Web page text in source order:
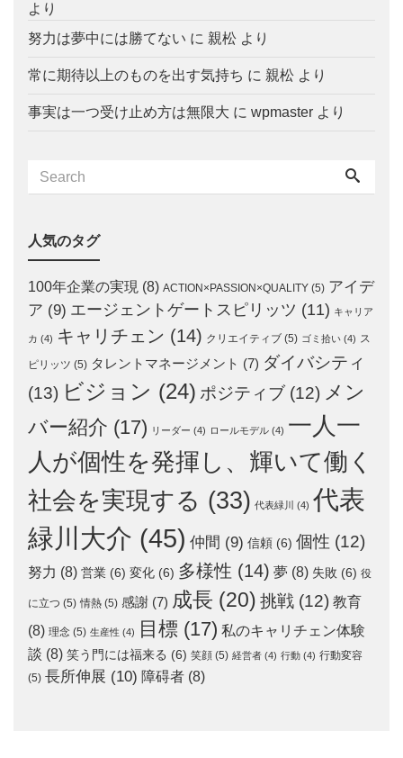
より
努力は夢中には勝てない に 親松 より
常に期待以上のものを出す気持ち に 親松 より
事実は一つ受け止め方は無限大 に wpmaster より
人気のタグ
100年企業の実現 (8) ACTION×PASSION×QUALITY (5) アイデ
ア (9) エージェントゲートスピリッツ (11) キャリア
カ (4) キャリチェン (14) クリエイティブ (5) ゴミ拾い (4) ス
ピリッツ (5) タレントマネージメント (7) ダイバシティ
(13) ビジョン (24) ポジティブ (12) メン
バー紹介 (17) リーダー (4) ロールモデル (4) 一人一
人が個性を発揮し、輝いて働く
社会を実現する (33) 代表緑川 (4) 代表
緑川大介 (45) 仲間 (9) 信頼 (6) 個性 (12)
努力 (8) 営業 (6) 変化 (6) 多様性 (14) 夢 (8) 失敗 (6) 役
に立つ (5) 情熱 (5) 感謝 (7) 成長 (20) 挑戦 (12) 教育
(8) 理念 (5) 生産性 (4) 目標 (17) 私のキャリチェン体験
談 (8) 笑う門には福来る (6) 笑顔 (5) 経営者 (4) 行動 (4) 行動変容
(5) 長所伸展 (10) 障碍者 (8)